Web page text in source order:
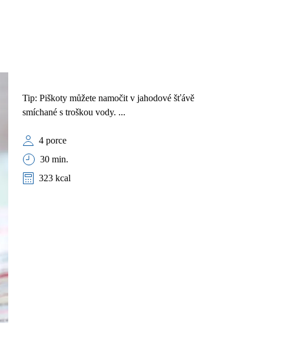
Tip: Piškoty můžete namočit v jahodové šťávě
smíchané s troškou vody. ...
4 porce
30 min.
323 kcal